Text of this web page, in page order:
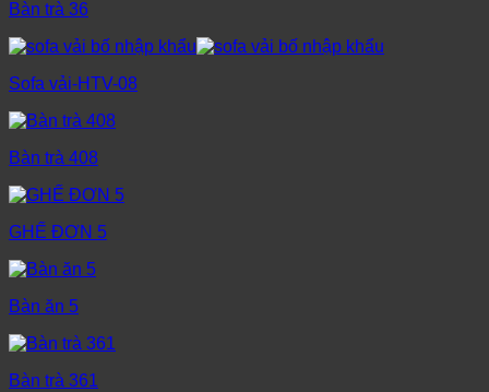
Bàn trà 36
Sofa vải-HTV-08
Bàn trà 408
GHẾ ĐƠN 5
Bàn ăn 5
Bàn trà 361